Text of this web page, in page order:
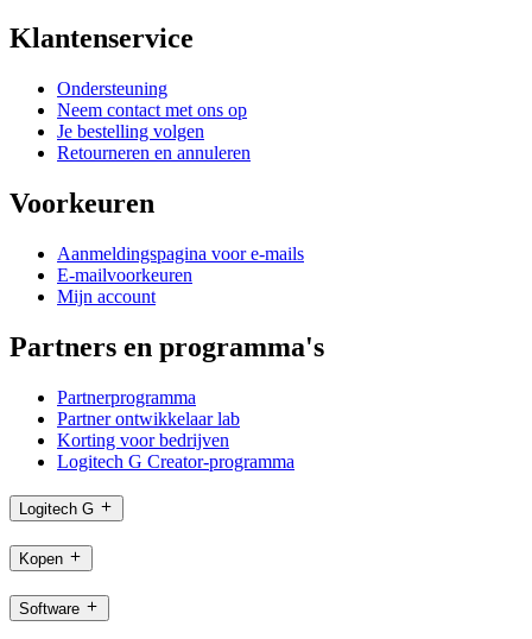
Klantenservice
Ondersteuning
Neem contact met ons op
Je bestelling volgen
Retourneren en annuleren
Voorkeuren
Aanmeldingspagina voor e-mails
E-mailvoorkeuren
Mijn account
Partners en programma's
Partnerprogramma
Partner ontwikkelaar lab
Korting voor bedrijven
Logitech G Creator-programma
Logitech G
Kopen
Software